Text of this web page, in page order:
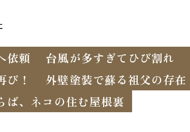
依頼 台風が多すぎてひび割れ
！
外壁塗装で蘇る祖父の存在
ば、ネコの住む屋根裏